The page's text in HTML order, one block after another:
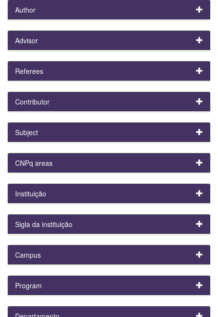
Author
Advisor
Referees
Contributor
Subject
CNPq areas
Instituição
Sigla da instituição
Campus
Program